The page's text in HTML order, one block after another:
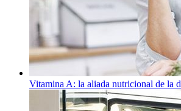
Vitamina A: la aliada nutricional de la